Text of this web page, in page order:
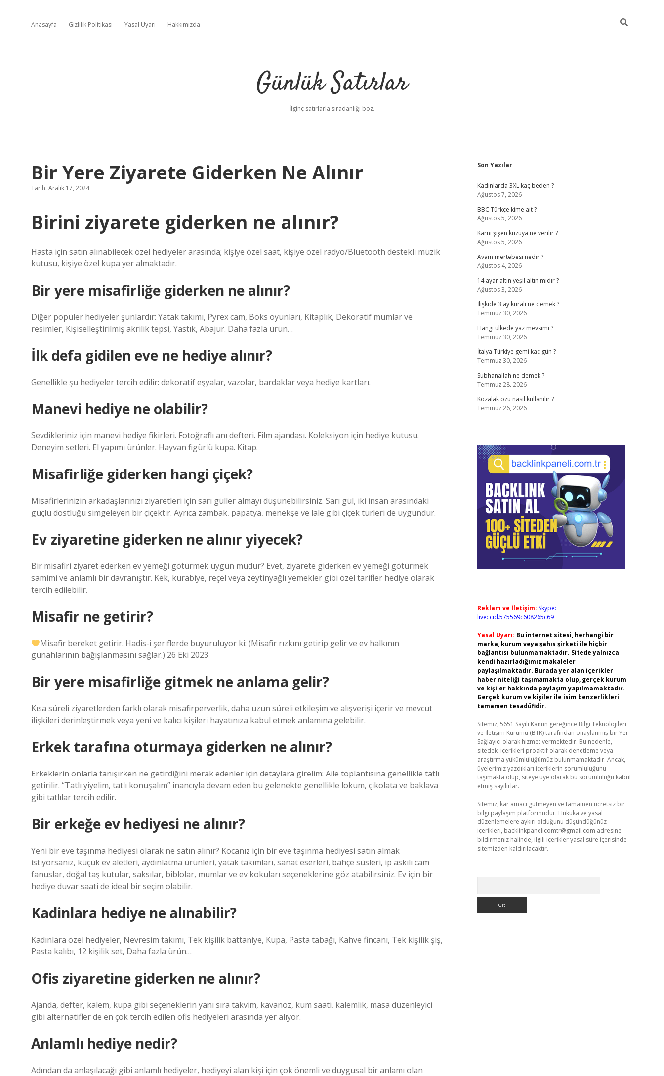
Anasayfa Gizlilik Politikası Yasal Uyarı Hakkımızda
Günlük Satırlar
İlginç satırlarla sıradanlığı boz.
Bir Yere Ziyarete Giderken Ne Alınır
Tarih: Aralık 17, 2024
Birini ziyarete giderken ne alınır?
Hasta için satın alınabilecek özel hediyeler arasında; kişiye özel saat, kişiye özel radyo/Bluetooth destekli müzik
kutusu, kişiye özel kupa yer almaktadır.
Bir yere misafirliğe giderken ne alınır?
Diğer popüler hediyeler şunlardır: Yatak takımı, Pyrex cam, Boks oyunları, Kitaplık, Dekoratif mumlar ve
resimler, Kişiselleştirilmiş akrilik tepsi, Yastık, Abajur. Daha fazla ürün…
İlk defa gidilen eve ne hediye alınır?
Genellikle şu hediyeler tercih edilir: dekoratif eşyalar, vazolar, bardaklar veya hediye kartları.
Manevi hediye ne olabilir?
Sevdikleriniz için manevi hediye fikirleri. Fotoğraflı anı defteri. Film ajandası. Koleksiyon için hediye kutusu.
Deneyim setleri. El yapımı ürünler. Hayvan figürlü kupa. Kitap.
Misafirliğe giderken hangi çiçek?
Misafirlerinizin arkadaşlarınızı ziyaretleri için sarı güller almayı düşünebilirsiniz. Sarı gül, iki insan arasındaki
güçlü dostluğu simgeleyen bir çiçektir. Ayrıca zambak, papatya, menekşe ve lale gibi çiçek türleri de uygundur.
Ev ziyaretine giderken ne alınır yiyecek?
Bir misafiri ziyaret ederken ev yemeği götürmek uygun mudur? Evet, ziyarete giderken ev yemeği götürmek
samimi ve anlamlı bir davranıştır. Kek, kurabiye, reçel veya zeytinyağlı yemekler gibi özel tarifler hediye olarak
tercih edilebilir.
Misafir ne getirir?
Misafir bereket getirir. Hadis-i şeriflerde buyuruluyor ki: (Misafir rızkını getirip gelir ve ev halkının
günahlarının bağışlanmasını sağlar.) 26 Eki 2023
Bir yere misafirliğe gitmek ne anlama gelir?
Kısa süreli ziyaretlerden farklı olarak misafirperverlik, daha uzun süreli etkileşim ve alışverişi içerir ve mevcut
ilişkileri derinleştirmek veya yeni ve kalıcı kişileri hayatınıza kabul etmek anlamına gelebilir.
Erkek tarafına oturmaya giderken ne alınır?
Erkeklerin onlarla tanışırken ne getirdiğini merak edenler için detaylara girelim: Aile toplantısına genellikle tatlı
getirilir. “Tatlı yiyelim, tatlı konuşalım” inancıyla devam eden bu gelenekte genellikle lokum, çikolata ve baklava
gibi tatlılar tercih edilir.
Bir erkeğe ev hediyesi ne alınır?
Yeni bir eve taşınma hediyesi olarak ne satın alınır? Kocanız için bir eve taşınma hediyesi satın almak
istiyorsanız, küçük ev aletleri, aydınlatma ürünleri, yatak takımları, sanat eserleri, bahçe süsleri, ip askılı cam
fanuslar, doğal taş kutular, saksılar, biblolar, mumlar ve ev kokuları seçeneklerine göz atabilirsiniz. Ev için bir
hediye duvar saati de ideal bir seçim olabilir.
Kadinlara hediye ne alınabilir?
Kadınlara özel hediyeler, Nevresim takımı, Tek kişilik battaniye, Kupa, Pasta tabağı, Kahve fincanı, Tek kişilik şiş,
Pasta kalıbı, 12 kişilik set, Daha fazla ürün…
Ofis ziyaretine giderken ne alınır?
Ajanda, defter, kalem, kupa gibi seçeneklerin yanı sıra takvim, kavanoz, kum saati, kalemlik, masa düzenleyici
gibi alternatifler de en çok tercih edilen ofis hediyeleri arasında yer alıyor.
Anlamlı hediye nedir?
Adından da anlaşılacağı gibi anlamlı hediyeler, hediyeyi alan kişi için çok önemli ve duygusal bir anlamı olan
Sidebar
Son Yazılar
Kadınlarda 3XL kaç beden ?
Ağustos 7, 2026
BBC Türkçe kime ait ?
Ağustos 5, 2026
Karnı şişen kuzuya ne verilir ?
Ağustos 5, 2026
Avam mertebesi nedir ?
Ağustos 4, 2026
14 ayar altın yeşil altın mıdır ?
Ağustos 3, 2026
İlişkide 3 ay kuralı ne demek ?
Temmuz 30, 2026
Hangi ülkede yaz mevsimi ?
Temmuz 30, 2026
İtalya Türkiye gemi kaç gün ?
Temmuz 30, 2026
Subhanallah ne demek ?
Temmuz 28, 2026
Kozalak özü nasıl kullanılır ?
Temmuz 26, 2026
Reklam ve İletişim: Skype:
live:.cid.575569c608265c69
Yasal Uyarı: Bu internet sitesi, herhangi bir
marka, kurum veya şahıs şirketi ile hiçbir
bağlantısı bulunmamaktadır. Sitede yalnızca
kendi hazırladığımız makaleler
paylaşılmaktadır. Burada yer alan içerikler
haber niteliği taşımamakta olup, gerçek kurum
ve kişiler hakkında paylaşım yapılmamaktadır.
Gerçek kurum ve kişiler ile isim benzerlikleri
tamamen tesadüfidir.
Sitemiz, 5651 Sayılı Kanun gereğince Bilgi Teknolojileri
ve İletişim Kurumu (BTK) tarafından onaylanmış bir Yer
Sağlayıcı olarak hizmet vermektedir. Bu nedenle,
sitedeki içerikleri proaktif olarak denetleme veya
araştırma yükümlülüğümüz bulunmamaktadır. Ancak,
üyelerimiz yazdıkları içeriklerin sorumluluğunu
taşımakta olup, siteye üye olarak bu sorumluluğu kabul
etmiş sayılırlar.
Sitemiz, kar amacı gütmeyen ve tamamen ücretsiz bir
bilgi paylaşım platformudur. Hukuka ve yasal
düzenlemelere aykırı olduğunu düşündüğünüz
içerikleri, backlinkpanelicomtr@gmail.com adresine
bildirmeniz halinde, ilgili içerikler yasal süre içerisinde
sitemizden kaldırılacaktır.